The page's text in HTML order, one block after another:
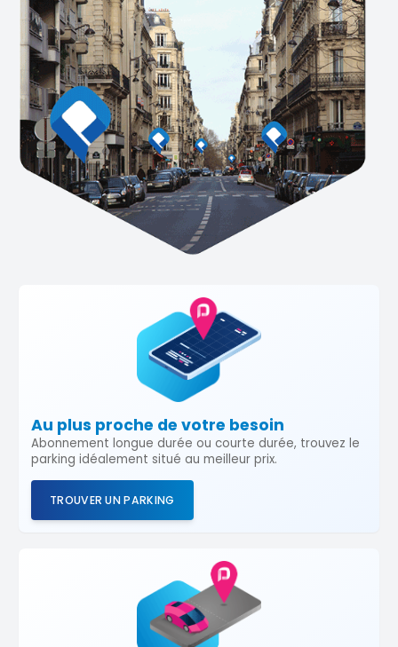
Au plus proche de votre besoin
Abonnement longue durée ou courte durée, trouvez le
parking idéalement situé au meilleur prix.
TROUVER UN PARKING